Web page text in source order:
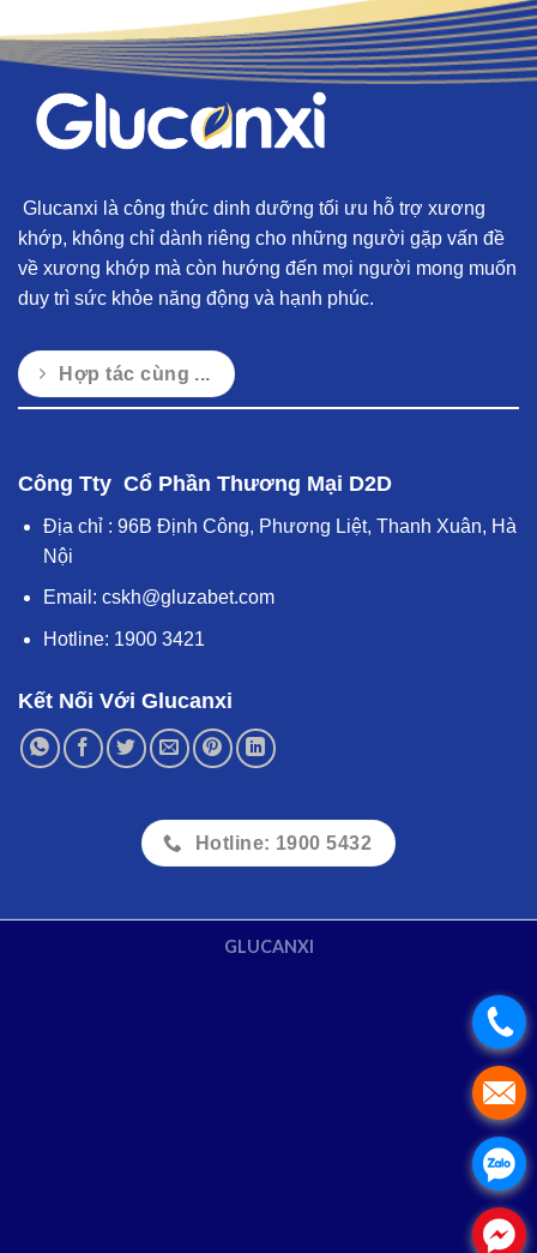
Glucanxi là công thức dinh dưỡng tối ưu hỗ trợ xương
khớp, không chỉ dành riêng cho những người gặp vấn đề
về xương khớp mà còn hướng đến mọi người mong muốn
duy trì sức khỏe năng động và hạnh phúc.
Hợp tác cùng ...
Công Tty Cổ Phần Thương Mại D2D
Địa chỉ : 96B Định Công, Phương Liệt, Thanh Xuân, Hà
Nội
Email: cskh@gluzabet.com
Hotline: 1900 3421
Kết Nối Với Glucanxi
Hotline: 1900 5432
GLUCANXI
.
.
.
.